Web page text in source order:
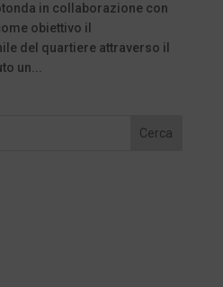
in collaborazione con
obiettivo il
del quartiere attraverso il
un...